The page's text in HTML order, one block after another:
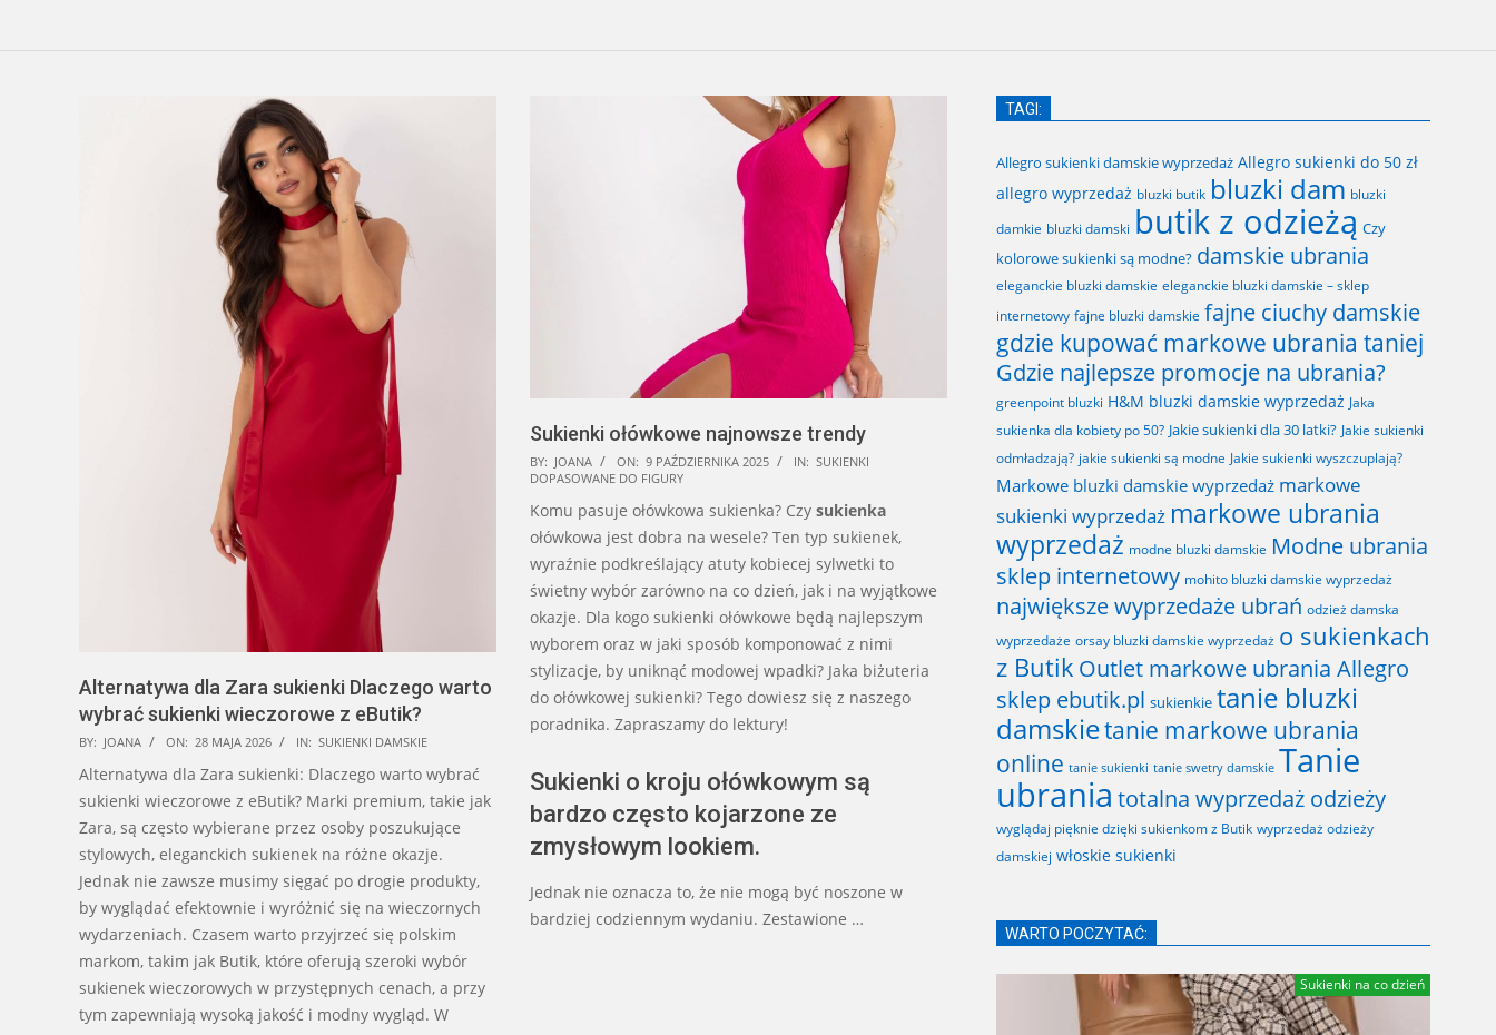
Alternatywa dla Zara sukienki Dlaczego warto
wybrać sukienki wieczorowe z eButik?
2026-
05-
28
BY: JOANA ON: 28 MAJA 2026 IN: SUKIENKI DAMSKIE
Alternatywa dla Zara sukienki: Dlaczego warto wybrać
sukienki wieczorowe z eButik? Marki premium, takie jak
Zara, są często wybierane przez osoby poszukujące
stylowych, eleganckich sukienek na różne okazje.
Jednak nie zawsze musimy sięgać po drogie produkty,
by wyglądać efektownie i wyróżnić się na wieczornych
wydarzeniach. Czasem warto przyjrzeć się polskim
markom, takim jak Butik, które oferują szeroki wybór
sukienek wieczorowych w przystępnych cenach, a przy
tym zapewniają wysoką jakość i modny wygląd. W
Sukienki ołówkowe najnowsze trendy
2025-
10-
09
BY: JOANA ON: 9 PAŹDZIERNIKA 2025 IN: SUKIENKI
DOPASOWANE DO FIGURY
Komu pasuje ołówkowa sukienka? Czy sukienka
ołówkowa jest dobra na wesele? Ten typ sukienek,
wyraźnie podkreślający atuty kobiecej sylwetki to
świetny wybór zarówno na co dzień, jak i na wyjątkowe
okazje. Dla kogo sukienki ołówkowe będą najlepszym
wyborem oraz w jaki sposób komponować z nimi
stylizacje, by uniknąć modowej wpadki? Jaka biżuteria
do ołówkowej sukienki? Tego dowiesz się z naszego
poradnika. Zapraszamy do lektury!
Sukienki o kroju ołówkowym są
bardzo często kojarzone ze
zmysłowym lookiem.
Jednak nie oznacza to, że nie mogą być noszone w
bardziej codziennym wydaniu. Zestawione …
TAGI:
Allegro sukienki damskie wyprzedaż Allegro sukienki do 50 zł
allegro wyprzedaż bluzki butik bluzki dam bluzki
damkie bluzki damski butik z odzieżą Czy
kolorowe sukienki są modne? damskie ubrania
eleganckie bluzki damskie eleganckie bluzki damskie – sklep
internetowy fajne bluzki damskie fajne ciuchy damskie
gdzie kupować markowe ubrania taniej
Gdzie najlepsze promocje na ubrania?
greenpoint bluzki H&M bluzki damskie wyprzedaż Jaka
sukienka dla kobiety po 50? Jakie sukienki dla 30 latki? Jakie sukienki
odmładzają? jakie sukienki są modne Jakie sukienki wyszczuplają?
Markowe bluzki damskie wyprzedaż markowe
sukienki wyprzedaż markowe ubrania
wyprzedaż modne bluzki damskie Modne ubrania
sklep internetowy mohito bluzki damskie wyprzedaż
największe wyprzedaże ubrań odzież damska
wyprzedaże orsay bluzki damskie wyprzedaż o sukienkach
z Butik Outlet markowe ubrania Allegro
sklep ebutik.pl sukienkie tanie bluzki
damskietanie markowe ubrania
online tanie sukienki tanie swetry damskie Tanie
ubrania totalna wyprzedaż odzieży
wyglądaj pięknie dzięki sukienkom z Butik wyprzedaż odzieży
damskiej włoskie sukienki
WARTO POCZYTAĆ:
Sukienki na co dzień